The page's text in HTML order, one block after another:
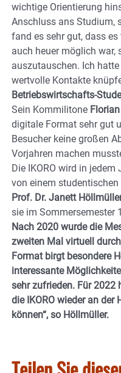
wichtige Orientierung
Anschluss ans Studium,
fand es sehr gut, dass
auch heuer möglich war,
auszutauschen. Ich
wertvolle Kontakte
Betriebswirtschafts-
Sein Kommilitone
digitale Format sehr gut
Besucher keine großen
Vorjahren machen
Die IKORO wird in
von einem
Prof. Dr. Janett
sie im Sommersemester
Nach 2020 wurde die
zweiten Mal virtuell
Format birgt besondere
interessante
sehr zufrieden. Für 2022
die IKORO wieder an
können“, so Höllmüller.